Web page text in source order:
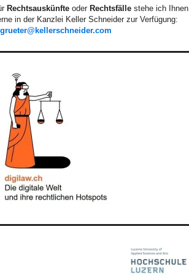
Rechtsauskünfte oder Rechtsfälle stehe ich Ihnen
in der Kanzlei Keller Schneider zur Verfügung: